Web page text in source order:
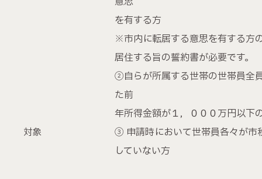
対象
を有する方
※市内に転居する意思を有する方
居住する旨の誓約書が必要です。
②自らが所属する世帯の世帯員全
た前
年所得金額が１，０００万円以下
③ 申請時において世帯員各々が市
していない方